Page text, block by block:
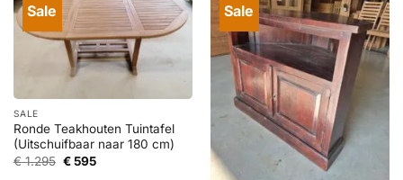
Sale
SALE
Ronde Teakhouten Tuintafel
(Uitschuifbaar naar 180 cm)
€1.295 Oorspronkelijke
prijs
€595Huidige
Sale